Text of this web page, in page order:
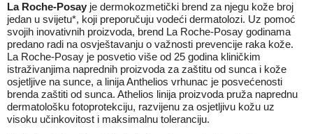
La Roche-Posay je dermokozmetički brend za njegu kože broj
jedan u svijetu*, koji preporučuju vodeći dermatolozi. Uz pomoć
svojih inovativnih proizvoda, brend La Roche-Posay godinama
predano radi na osvještavanju o važnosti prevencije raka kože.
La Roche-Posay je posvetio više od 25 godina kliničkim
istraživanjima naprednih proizvoda za zaštitu od sunca i kože
osjetljive na sunce, a linija Anthelios vrhunac je posvećenosti
brenda zaštiti od sunca. Athelios linija proizvoda pruža naprednu
dermatološku fotoprotekciju, razvijenu za osjetljivu kožu uz
visoku učinkovitost i maksimalnu toleranciju.